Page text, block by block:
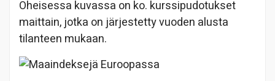
Oheisessa kuvassa on ko. kurssipudotukset
maittain, jotka on järjestetty vuoden alusta
tilanteen mukaan.